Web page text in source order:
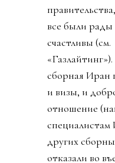
все были рады
счастливы (см.
сборная Иран
и визы, и
отношение
специалистам
других
отказали во